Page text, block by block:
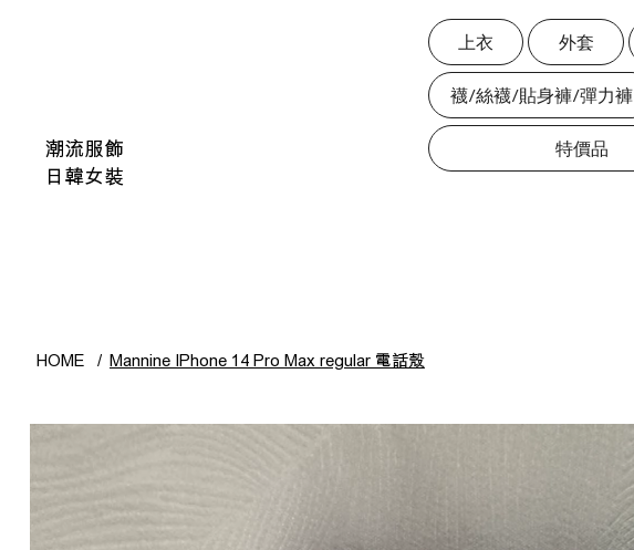
潮流服飾
日韓女裝
上衣 外套
襪/絲襪/貼身褲/彈力褲
特價品
HOME / Mannine IPhone 14 Pro Max regular 電話殼